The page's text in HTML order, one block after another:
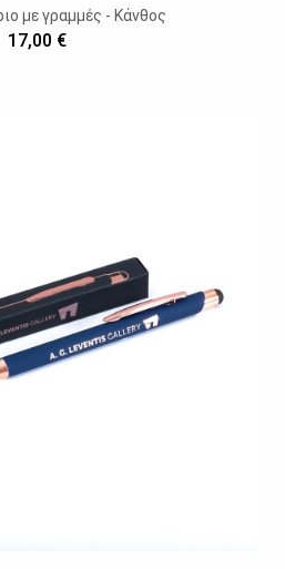
με γραμμές - Κάνθος
17,00 €